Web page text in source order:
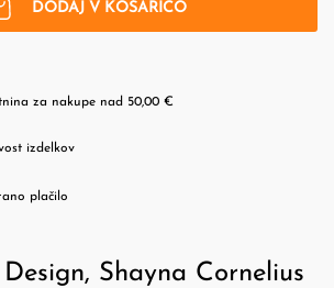
DODAJ V KOŠARICO
za nakupe nad 50,00 €
izdelkov
plačilo
Shayna Cornelius